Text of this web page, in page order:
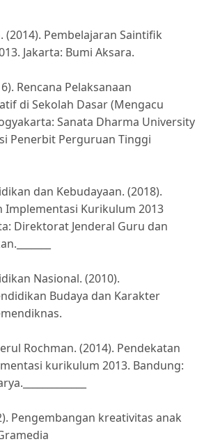
(2014). Pembelajaran Saintifik
Jakarta: Bumi Aksara.
Rencana Pelaksanaan
di Sekolah Dasar (Mengacu
Sanata Dharma University
Penerbit Perguruan Tinggi
dan Kebudayaan. (2018).
Implementasi Kurikulum 2013
Direktorat Jenderal Guru dan
Nasional. (2010).
Budaya dan Karakter
Rochman. (2014). Pendekatan
kurikulum 2013. Bandung:
Pengembangan kreativitas anak